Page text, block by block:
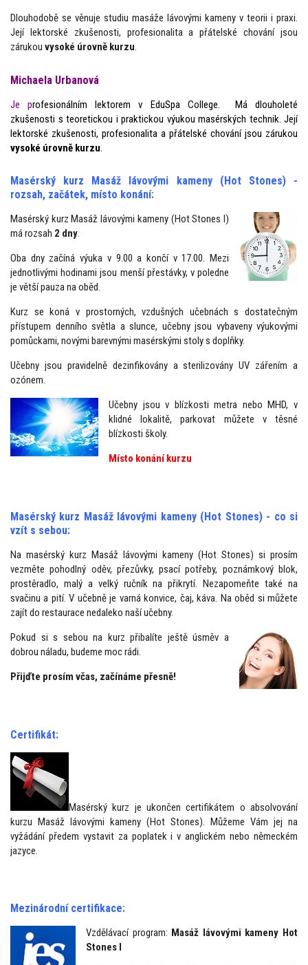
Dlouhodobě se věnuje studiu masáže lávovými kameny v teorii i praxi.
Její lektorské zkušenosti, profesionalita a přátelské chování jsou
zárukou vysoké úrovně kurzu.
Michaela Urbanová
Je profesionálním lektorem v EduSpa College. Má dlouholeté
zkušenosti s teoretickou i praktickou výukou masérských technik. Její
lektorské zkušenosti, profesionalita a přátelské chování jsou zárukou
vysoké úrovně kurzu
Masérský kurz Masáž lávovými kameny (Hot Stones) -
rozsah, začátek, místo konání:
Masérský kurz Masáž lávovými kameny (Hot Stones I)
má rozsah 2 dny.
Oba dny začíná výuka v 9.00 a končí v 17.00. Mezi
jednotlivými hodinami jsou menší přestávky, v poledne
je větší pauza na oběd.
Kurz se koná v prostorných, vzdušných učebnách s dostatečným
přístupem denního světla a slunce, učebny jsou vybaveny výukovými
pomůckami, novými barevnými masérskými stoly s doplňky.
Učebny jsou pravidelně dezinfikovány a sterilizovány UV zářením a
ozónem.
Učebny jsou v blízkosti metra nebo MHD, v
klidné lokalitě, parkovat můžete v těsné
blízkosti školy.
Místo konáníkurzu
Masérský kurz Masáž lávovými kameny (Hot Stones) - co si
vzít s sebou:
Na masérský kurz Masáž lávovými kameny (Hot Stones) si prosím
vezměte pohodlný oděv, přezůvky, psací potřeby, poznámkový blok,
prostěradlo, malý a velký ručník na přikrytí. Nezapomeňte také na
svačinu a pití. V učebně je varná konvice, čaj, káva. Na oběd si můžete
zajít do restaurace nedaleko naší učebny.
Pokud si s sebou na kurz přibalíte ještě úsměv a
dobrou náladu, budeme moc rádi.
Přijďte prosím včas, začínáme přesně!
Certifikát:
Masérský kurz je ukončen certifikátem o absolvování
kurzu Masáž lávovými kameny (Hot Stones). Můžeme Vám jej na
vyžádání předem vystavit za poplatek i v anglickém nebo německém
jazyce.
Mezinárodní certifikace:
Vzdělávací program: Masáž lávovými kameny Hot
Stones I